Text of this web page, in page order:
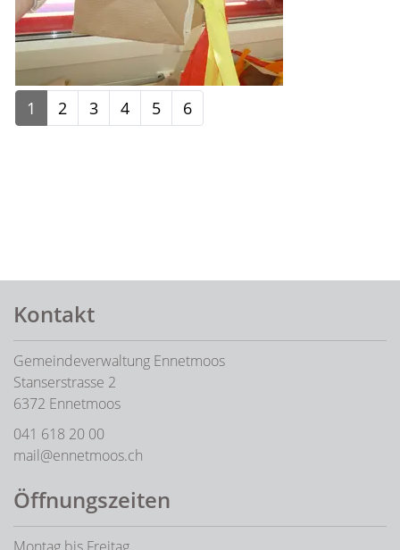
1 2 3 4 5 6
Kontakt
Gemeindeverwaltung Ennetmoos
Stanserstrasse 2
6372 Ennetmoos
041 618 20 00
mail@ennetmoos.ch
Öffnungszeiten